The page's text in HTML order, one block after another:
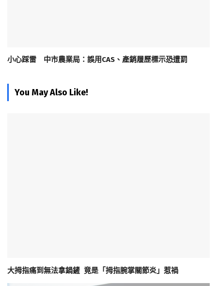
小心踩雷 中市農業局：誤用CAS、產銷履歷標示恐遭罰
You May Also Like!
大拇指痛到無法拿鍋鏟 竟是「拇指腕掌關節炎」惹禍